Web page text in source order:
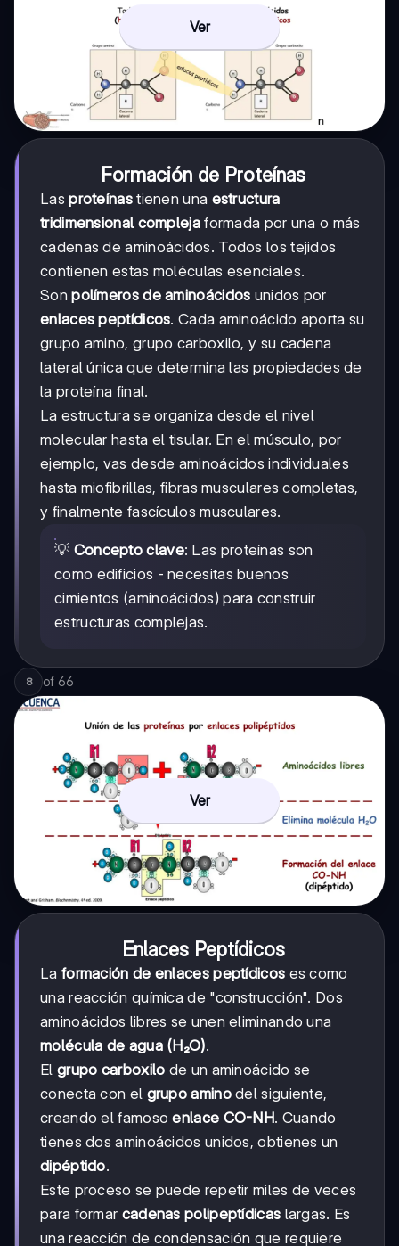
Ver
Formación de Proteínas
Lasproteínastienen una estructura
tridimensional complejaformada por una o más
cadenas de aminoácidos. Todos los tejidos
contienen estas moléculas esenciales.
Sonpolímeros de aminoácidos unidos por
enlaces peptídicos. Cada aminoácido aporta su
grupo amino, grupo carboxilo, y su cadena
lateral única que determina las propiedades de
la proteína final.
La estructura se organiza desde el nivel
molecular hasta el tisular. En el músculo, por
ejemplo, vas desde aminoácidos individuales
hasta miofibrillas, fibras musculares completas,
y finalmente fascículos musculares.
💡 Concepto clave: Las proteínas son
como edificios - necesitas buenos
cimientos (aminoácidos) para construir
estructuras complejas.
8 of 66
Ver
Enlaces Peptídicos
La formación de enlaces peptídicos es como
una reacción química de "construcción". Dos
aminoácidos libres se unen eliminando una
molécula de agua (H₂O).
El grupo carboxilo de un aminoácido se
conecta con el grupo aminodel siguiente,
creando el famosoenlace CO-NH. Cuando
tienes dos aminoácidos unidos, obtienes un
dipéptido.
Este proceso se puede repetir miles de veces
para formar cadenas polipeptídicas largas. Es
una reacción de condensación que requiere